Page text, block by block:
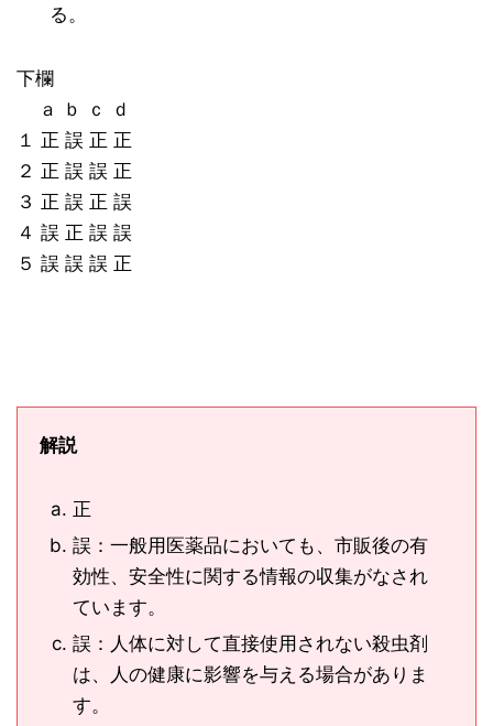
る。
下欄
ａ ｂ ｃ ｄ
１ 正 誤 正 正
２ 正 誤 誤 正
３ 正 誤 正 誤
４ 誤 正 誤 誤
５ 誤 誤 誤 正
解説
正
誤：一般用医薬品においても、市販後の有
効性、安全性に関する情報の収集がなされ
ています。
誤：人体に対して直接使用されない殺虫剤
は、人の健康に影響を与える場合がありま
す。